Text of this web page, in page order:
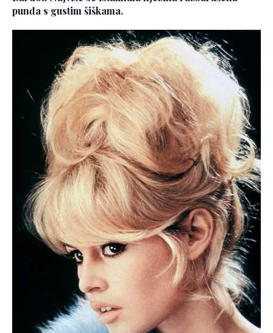
punđa s gustim šiškama.